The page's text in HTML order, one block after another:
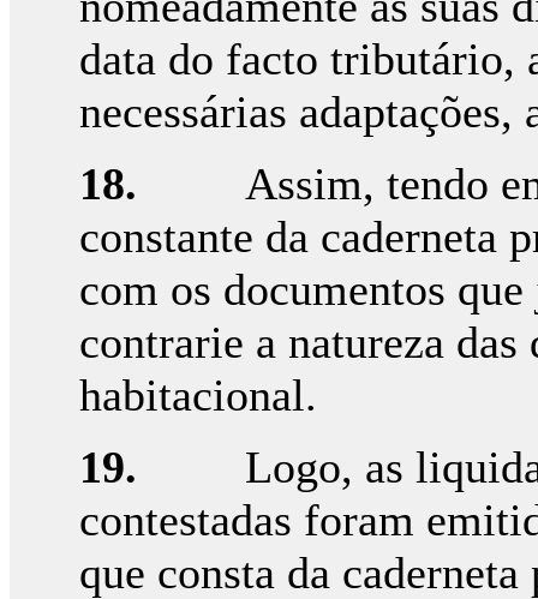
data do facto tributário,
necessárias
18. Assim, tendo
constante da caderneta
com os documentos
contrarie a natureza
habitacional.
19. Logo, as
contestadas foram
que consta da